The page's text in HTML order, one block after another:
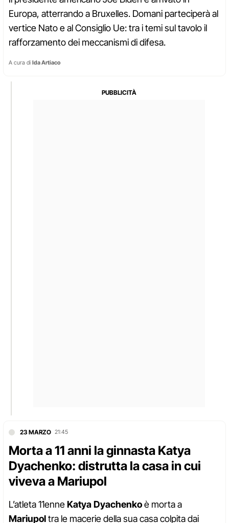
Europa, atterrando a Bruxelles. Domani parteciperà al
vertice Nato e al Consiglio Ue: tra i temi sul tavolo il
rafforzamento dei meccanismi di difesa.
A cura di Ida Artiaco
23 MARZO 21:45
Morta a 11 anni la ginnasta Katya
Dyachenko: distrutta la casa in cui
viveva a Mariupol
L’atleta 11enneKatya Dyachenkoè morta a
Mariupoltra le macerie della sua casa colpita dai